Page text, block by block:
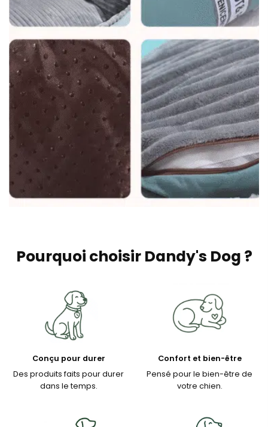
Pourquoi choisir Dandy's Dog ?
Conçu pour durer
Des produits faits pour durer
dans le temps.
Confort et bien-être
Pensé pour le bien-être de
votre chien.